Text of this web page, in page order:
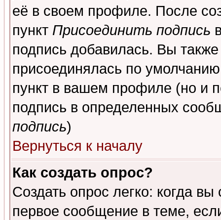
её в своем профиле. После
пункт Присоединить подпись
подпись добавилась. Вы
присоединялась по
пункт в вашем профиле (но и
подпись в определенных
подпись)
Вернуться к началу
Как создать опрос?
Создать опрос легко: когда
первое сообщение в теме,